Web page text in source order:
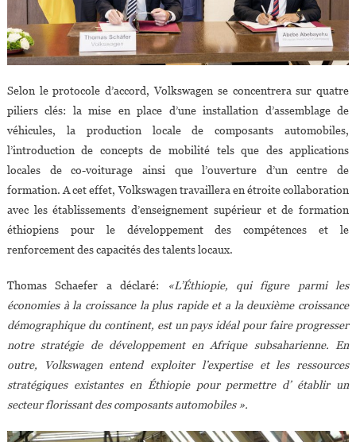
Selon le protocole d’accord, Volkswagen se concentrera sur quatre
piliers clés: la mise en place d’une installation d’assemblage de
véhicules, la production locale de composants automobiles,
l’introduction de concepts de mobilité tels que des applications
locales de co-voiturage ainsi que l’ouverture d’un centre de
formation. A cet effet, Volkswagen travaillera en étroite collaboration
avec les établissements d’enseignement supérieur et de formation
éthiopiens pour le développement des compétences et le
renforcement des capacités des talents locaux.
Thomas Schaefer a déclaré:
«L’Éthiopie, qui figure parmi les
économies à la croissance la plus rapide et a la deuxième croissance
démographique du continent, est un pays idéal pour faire progresser
notre stratégie de développement en Afrique subsaharienne. En
outre, Volkswagen entend exploiter l’expertise et les ressources
stratégiques existantes en Éthiopie pour permettre d’ établir un
secteur florissant des composants automobiles ».